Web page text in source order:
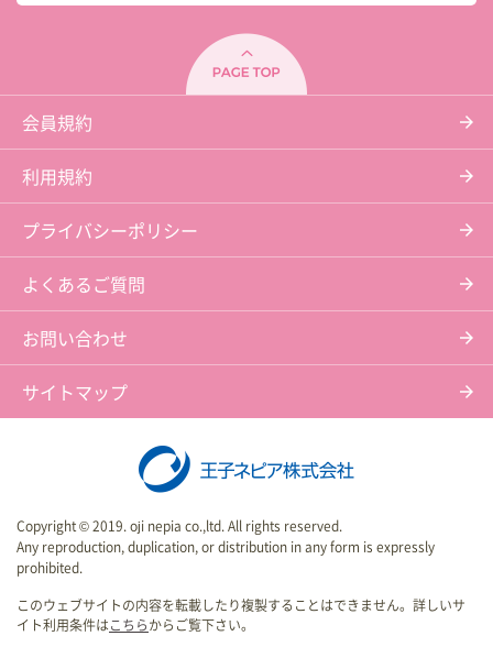
会員規約
利用規約
プライバシーポリシー
よくあるご質問
お問い合わせ
サイトマップ
Copyright © 2019. oji nepia co.,ltd. All rights reserved.
Any reproduction, duplication, or distribution in any form is expressly
prohibited.
このウェブサイトの内容を転載したり複製することはできません。詳しいサ
イト利用条件はこちらからご覧下さい。